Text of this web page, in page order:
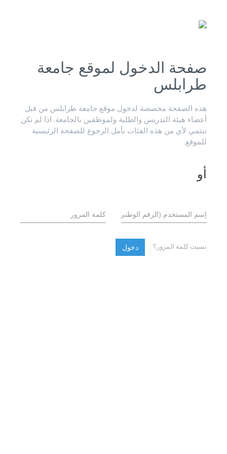
صفحة الدخول لموقع جامعة
طرابلس
هذه الصفحة مخصصة لدخول موقع جامعة طرابلس من قبل
أعضاء هيئة التدريس والطلبة ولموظفين بالجامعة. اذا لم تكن
تنتمي لأي من هذه الفئات نأمل الرجوع للصفحة الرئيسية
للموقع.
أو
نسيت كلمة المرور؟ دخول